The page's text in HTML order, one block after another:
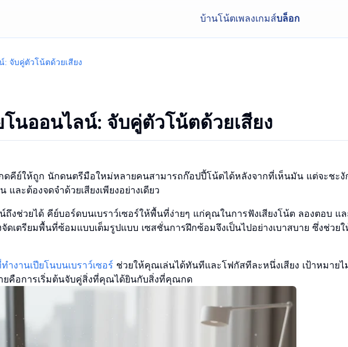
บ้านโน้ตเพลงเกมส์บล็อก
: จับคู่ตัวโน้ตด้วยเสียง
โนออนไลน์: จับคู่ตัวโน้ตด้วยเสียง
ดคีย์ให้ถูก นักดนตรีมือใหม่หลายคนสามารถก๊อปปี้โน้ตได้หลังจากที่เห็นมัน แต่จะชะงั
และต้องจดจำด้วยเสียงเพียงอย่างเดียว
ถึงช่วยได้ คีย์บอร์ดบนเบราว์เซอร์ให้พื้นที่ง่ายๆ แก่คุณในการฟังเสียงโน้ต ลองตอบ แ
ดเตรียมพื้นที่ซ้อมแบบเต็มรูปแบบ เซสชั่นการฝึกซ้อมจึงเป็นไปอย่างเบาสบาย ซึ่งช่วย
ำงานเปียโนบนเบราว์เซอร์ ช่วยให้คุณเล่นได้ทันทีและโฟกัสทีละหนึ่งเสียง เป้าหมายไ
ยคือการเริ่มต้นจับคู่สิ่งที่คุณได้ยินกับสิ่งที่คุณกด